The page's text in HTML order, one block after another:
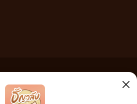
ดชอบต่อข้อความใดๆ ทั้งสิ้น ดังนั้นผู้อ่านทุกท่านโปรดใช้
ละหากท่านพบข้อความใดๆ ที่ขัดต่อกฎหมายและศีลธรรม